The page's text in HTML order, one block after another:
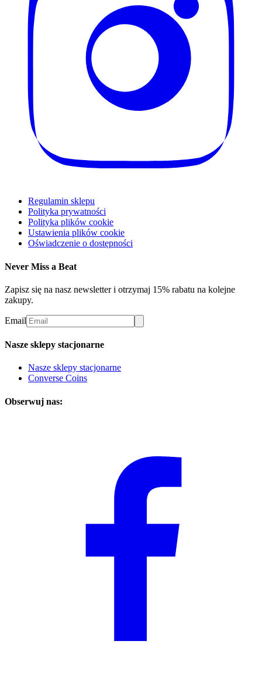
Regulamin sklepu
Polityka prywatności
Polityka plików cookie
Ustawienia plików cookie
Oświadczenie o dostępności
Never Miss a Beat
Zapisz się na nasz newsletter i otrzymaj 15% rabatu na kolejne
zakupy.
Email
Nasze sklepy stacjonarne
Nasze sklepy stacjonarne
Converse Coins
Obserwuj nas: